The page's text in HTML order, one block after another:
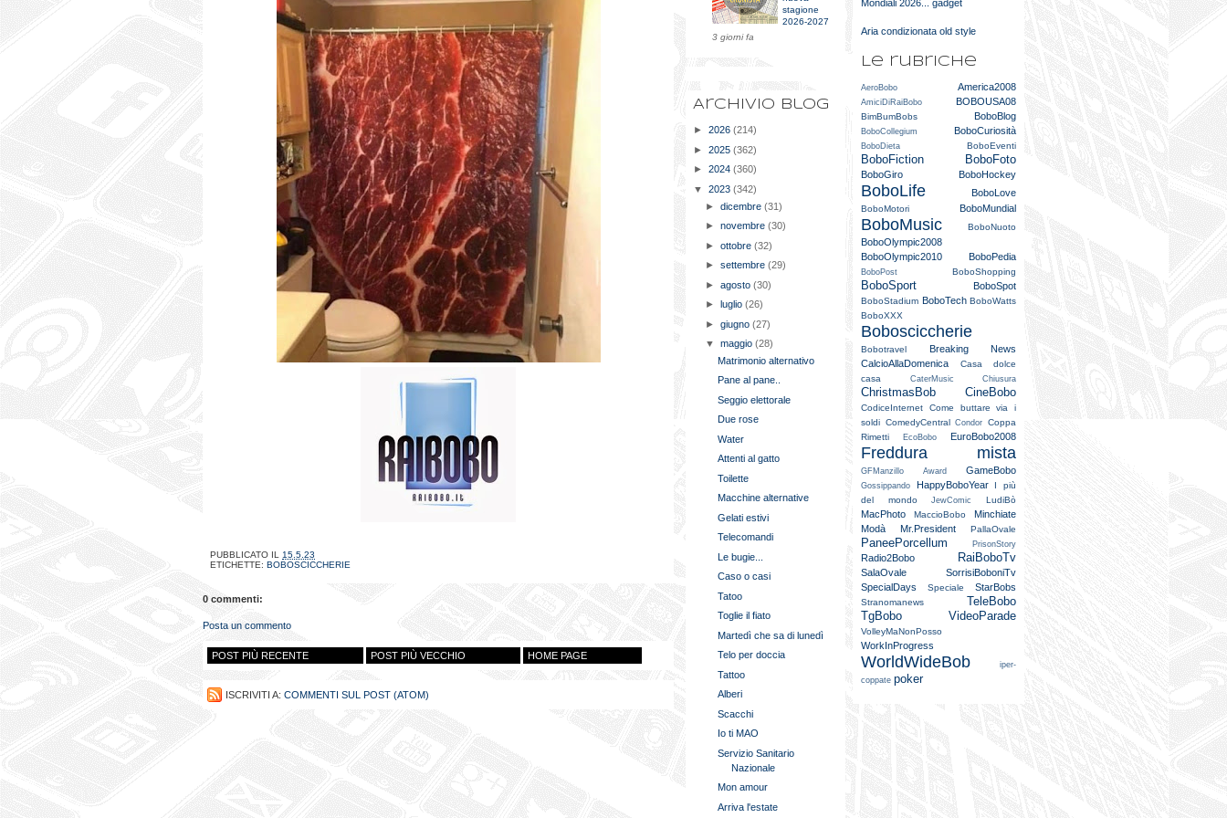
PUBBLICATO IL 15.5.23
ETICHETTE: BOBOSCICCHERIE
0 commenti:
Posta un commento
POST PIÙ RECENTE POST PIÙ VECCHIO HOME PAGE
ISCRIVITI A: COMMENTI SUL POST (ATOM)
stagione
2026-2027
3 giorni fa
Archivio blog
► 2026 (214)
► 2025 (362)
► 2024 (360)
▼ 2023 (342)
►dicembre(31)
►novembre(30)
►ottobre(32)
►settembre(29)
►agosto(30)
►luglio(26)
►giugno(27)
▼maggio(28)
Matrimonio alternativo
Pane al pane..
Seggio elettorale
Due rose
Water
Attenti al gatto
Toilette
Macchine alternative
Gelati estivi
Telecomandi
Le bugie...
Caso o casi
Tatoo
Toglie il fiato
Martedì che sa di lunedì
Telo per doccia
Tattoo
Alberi
Scacchi
Io ti MAO
Servizio Sanitario
Nazionale
Mon amour
Arriva l'estate
Mondiali 2026... gadget
Aria condizionata old style
Le rubriche
AeroBobo America2008
AmiciDiRaiBobo BOBOUSA08
BimBumBobs BoboBlog
BoboCollegium BoboCuriosità
BoboDieta BoboEventi
BoboFiction BoboFoto
BoboGiro BoboHockey
BoboLife BoboLove
BoboMotori BoboMundial
BoboMusic BoboNuoto
BoboOlympic2008
BoboOlympic2010
BoboPedia
BoboPost BoboShopping
BoboSport BoboSpot
BoboStadium BoboTech BoboWatts
BoboXXX
Bobosciccherie
Bobotravel
Breaking News
CalcioAllaDomenica
Casa dolce
casa
CaterMusic Chiusura
ChristmasBob CineBobo
CodiceInternet
Come buttare via i
soldi ComedyCentral Condor
Coppa
Rimetti
EcoBobo EuroBobo2008
Freddura mista
GFManzillo Award GameBobo
Gossippando HappyBoboYear
I più
del mondo
JewComic LudiBò
MacPhoto MaccioBobo
Minchiate
Modà
Mr.President PallaOvale
PaneePorcellum PrisonStory
Radio2Bobo RaiBoboTv
SalaOvale
SorrisiBoboniTv
SpecialDays
Speciale StarBobs
Stranomanews
TeleBobo
TgBobo
VideoParade
VolleyMaNonPosso
WorkInProgress
WorldWideBob
iper-
coppate poker